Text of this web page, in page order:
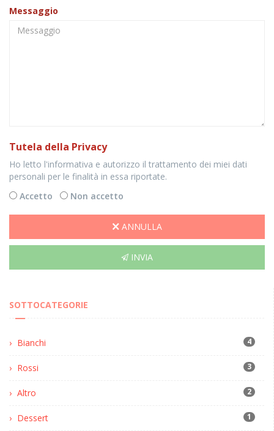
Messaggio
Tutela della Privacy
Ho letto l'informativa e autorizzo il trattamento dei miei dati
personali per le finalità in essa riportate.
Accetto
Non accetto
ANNULLA
INVIA
SOTTOCATEGORIE
Bianchi 4
Rossi 3
Altro 2
Dessert 1